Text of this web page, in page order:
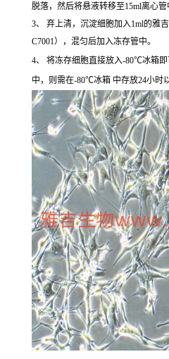
脱落，然后将悬液转移至15ml离心管
3、 弃上清，沉淀细胞加入1ml的雅
C7001），混匀后加入冻存管中。
4、 将冻存细胞直接放入-80℃冰箱
中，则需在-80℃冰箱 中存放24小时